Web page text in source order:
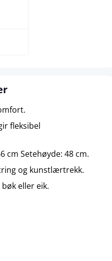
fleksibel
cm Setehøyde: 48 cm.
og kunstlærtrekk.
eller eik.